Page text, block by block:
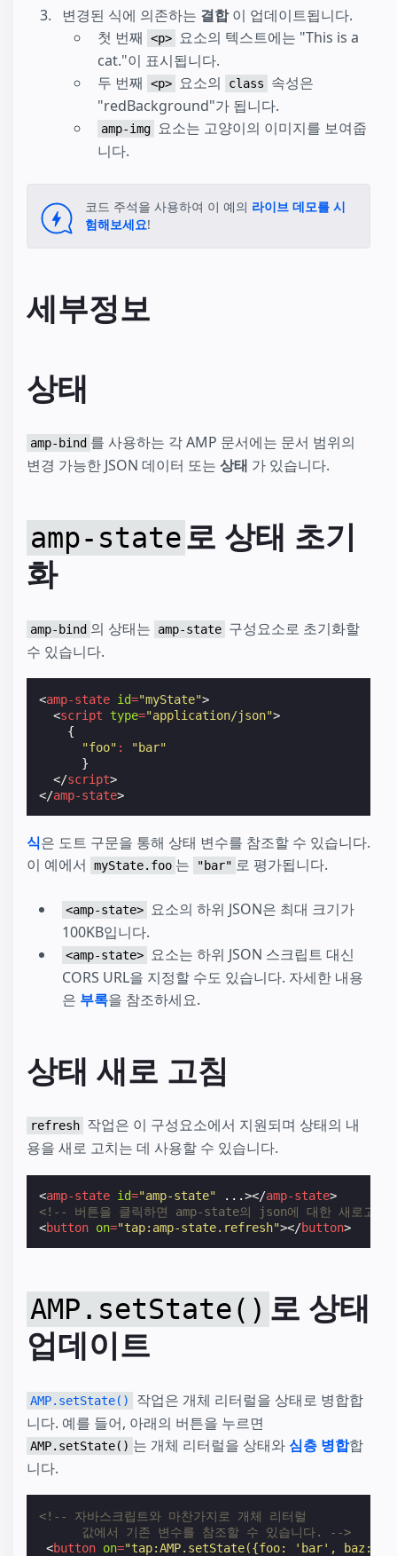
변경된 식에 의존하는 결합이 업데이트됩니다.
첫 번째
<p> 요소의 텍스트에는 "This is a
cat."이 표시됩니다.
두 번째
<p> 요소의 class
속성은
"redBackground"가 됩니다.
amp-img 요소는 고양이의 이미지를 보여줍
니다.
코드 주석을 사용하여 이 예의 라이브 데모를 시
험해보세요!
세부정보
상태
amp-bind 를 사용하는 각 AMP 문서에는 문서 범위의
변경 가능한 JSON 데이터 또는 상태 가 있습니다.
amp-state로 상태 초기
화
amp-bind 의 상태는 amp-state 구성요소로 초기화할
수 있습니다.
<amp-state id="myState">
<script type="application/json">
{
"foo" :
"bar"
}
</script>
</amp-state>
식은 도트 구문을 통해 상태 변수를 참조할 수 있습니다.
이 예에서
myState.foo 는 "bar" 로 평가됩니다.
<amp-state> 요소의 하위 JSON은 최대 크기가
100KB입니다.
<amp-state> 요소는 하위 JSON 스크립트 대신
CORS URL을 지정할 수도 있습니다. 자세한 내용
은 부록을 참조하세요.
상태 새로 고침
refresh 작업은 이 구성요소에서 지원되며 상태의 내
용을 새로 고치는 데 사용할 수 있습니다.
<amp-state id="amp-state" ...></amp-state>
<!-- 버튼을 클릭하면 amp-state의 json에 대한 새로고침
<button on="tap:amp-state.refresh"></button>
AMP.setState() 로 상태
업데이트
AMP.setState()
작업은 개체 리터럴을 상태로 병합합
니다. 예를 들어, 아래의 버튼을 누르면
AMP.setState() 는 개체 리터럴을 상태와심층 병합합
니다.
<!-- 자바스크립트와 마찬가지로 개체 리터럴
      값에서 기존 변수를 참조할 수 있습니다. -->
<button on="tap:AMP.setState({foo: 'bar', baz: